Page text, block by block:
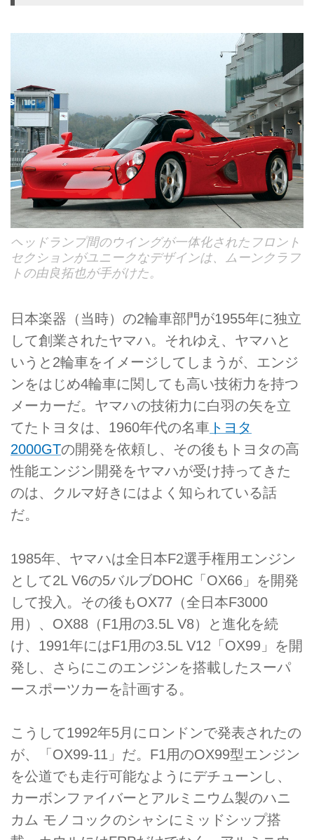
ヘッドランプ間のウイングが一体化されたフロント
セクションがユニークなデザインは、ムーンクラフ
トの由良拓也が手がけた。
日本楽器（当時）の2輪車部門が1955年に独立
して創業されたヤマハ。それゆえ、ヤマハと
いうと2輪車をイメージしてしまうが、エンジ
ンをはじめ4輪車に関しても高い技術力を持つ
メーカーだ。ヤマハの技術力に白羽の矢を立
てたトヨタは、1960年代の名車 トヨタ
2000GTの開発を依頼し、その後もトヨタの高
性能エンジン開発をヤマハが受け持ってきた
のは、クルマ好きにはよく知られている話
だ。
1985年、ヤマハは全日本F2選手権用エンジン
として2L V6の5バルブDOHC「OX66」を開発
して投入。その後もOX77（全日本F3000
用）、OX88（F1用の3.5L V8）と進化を続
け、1991年にはF1用の3.5L V12「OX99」を開
発し、さらにこのエンジンを搭載したスーパ
ースポーツカーを計画する。
こうして1992年5月にロンドンで発表されたの
が、「OX99-11」だ。F1用のOX99型エンジン
を公道でも走行可能なようにデチューンし、
カーボンファイバーとアルミニウム製のハニ
カム モノコックのシャシにミッドシップ搭